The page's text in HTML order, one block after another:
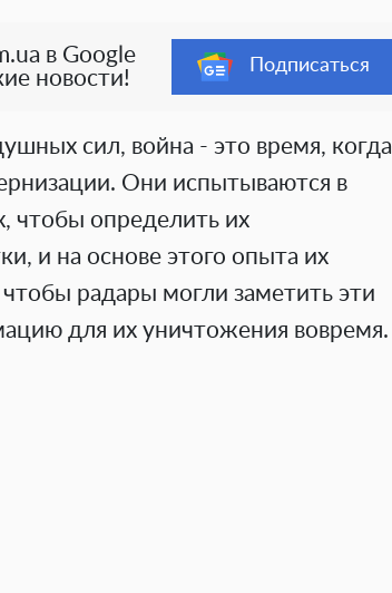
в Google
новости!
Подписаться
сил, война - это время, когда
Они испытываются в
чтобы определить их
и на основе этого опыта их
радары могли заметить эти
для их уничтожения вовремя.